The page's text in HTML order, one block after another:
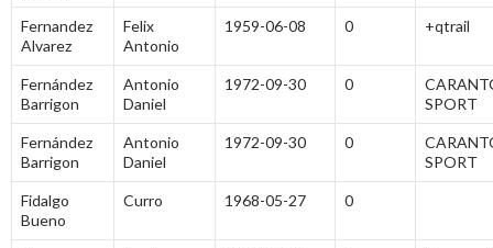
Fernandez
Alvarez
Felix
Antonio
1959-06-08 0 +qtrail
Fernández
Barrigon
Antonio
Daniel
1972-09-30 0
SPORT
Fernández
Barrigon
Antonio
Daniel
1972-09-30 0
SPORT
Fidalgo
Bueno
Curro 1968-05-27 0